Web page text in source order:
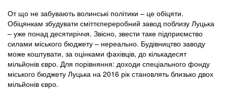
От що не забувають волинські політики – це обіцяти.
Обіцянкам збудувати сміттєпереробний завод поблизу Луцька
– уже понад десятиріччя. Звісно, звести таке підприємство
силами міського бюджету – нереально. Будівництво заводу
може коштувати, за оцінками фахівців, до кількадесят
мільйонів євро. Для порівняння: доходи спеціального фонду
міського бюджету Луцька на 2016 рік становлять близько двох
мільйонів євро.